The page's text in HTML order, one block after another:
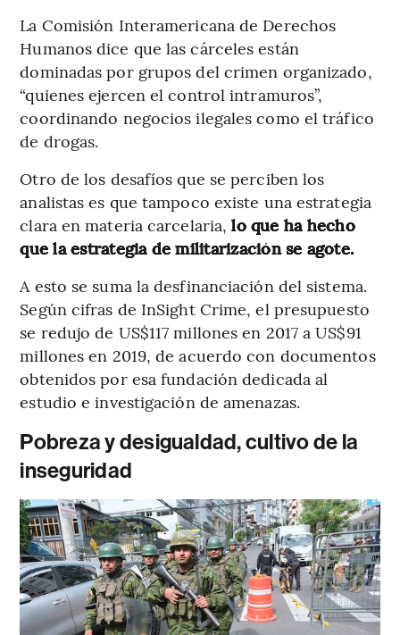
La Comisión Interamericana de Derechos
Humanos dice que las cárceles están
dominadas por grupos del crimen organizado,
“quienes ejercen el control intramuros”,
coordinando negocios ilegales como el tráfico
de drogas.
Otro de los desafíos que se perciben los
analistas es que tampoco existe una estrategia
clara en materia carcelaria,lo que ha hecho
que la estrategia de militarización se agote.
A esto se suma la desfinanciación del sistema.
Según cifras de InSight Crime, el presupuesto
se redujo de US$117 millones en 2017 a US$91
millones en 2019, de acuerdo con documentos
obtenidos por esa fundación dedicada al
estudio e investigación de amenazas.
Pobreza y desigualdad, cultivo de la
inseguridad